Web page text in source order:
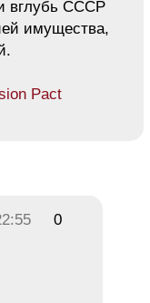
вглубь СССР
имущества,
Pact
0